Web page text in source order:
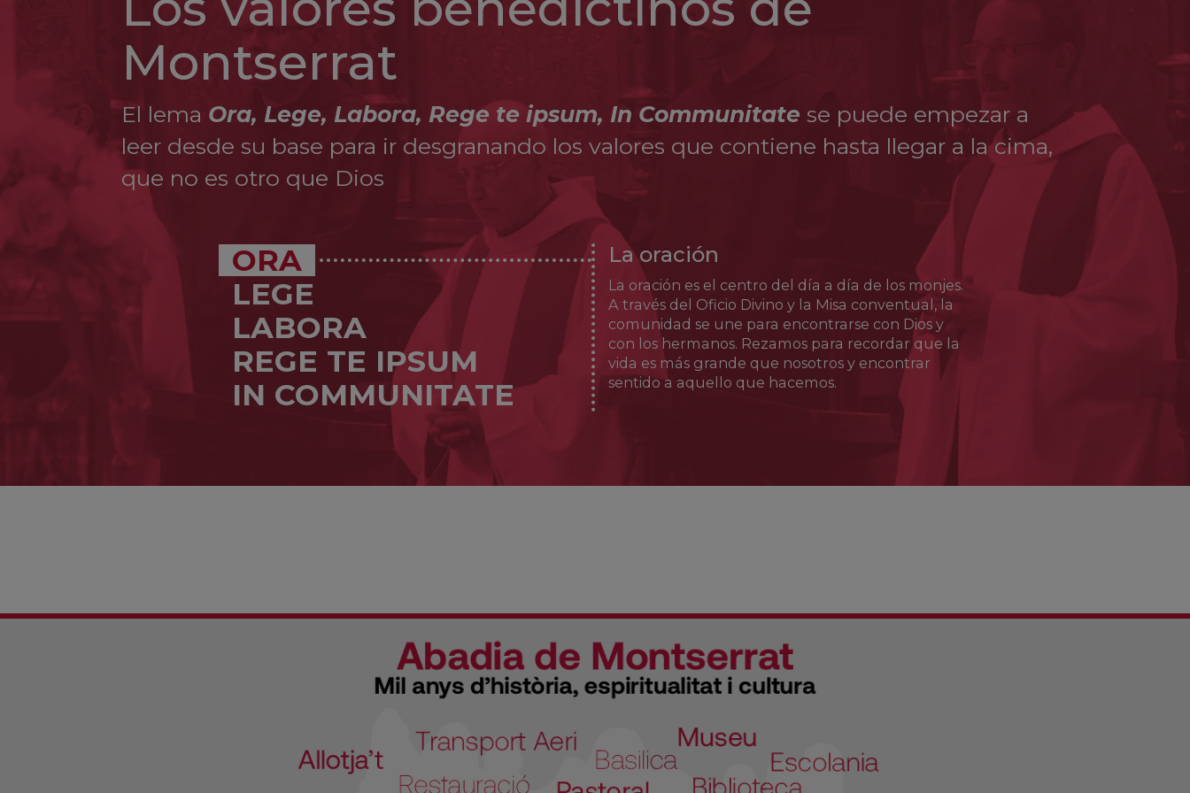
encarcelamientos se retiró a Nápoles, donde murió el 7 de agosto de 1547. Fue canonizado en
Montserrat
El lema Ora, Lege, Labora, Rege te ipsum, In Communitate se puede empezar a
leer desde su base para ir desgranando los valores que contiene hasta llegar a la cima,
que no es otro que Dios
ORA
LEGE
LABORA
REGE TE IPSUM
IN COMMUNITATE
La oración
La oración es el centro del día a día de los monjes.
A través del Oficio Divino y la Misa conventual, la
comunidad se une para encontrarse con Dios y
con los hermanos. Rezamos para recordar que la
vida es más grande que nosotros y encontrar
sentido a aquello que hacemos.